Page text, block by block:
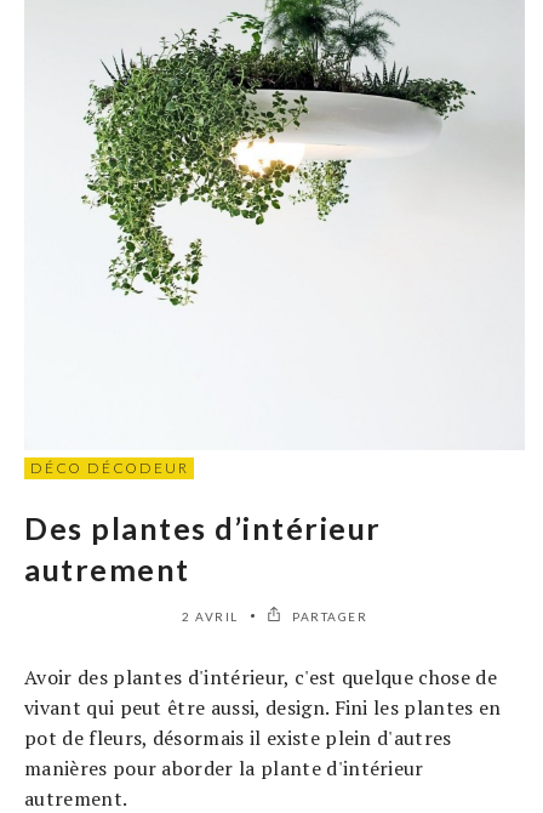
DÉCO DÉCODEUR
Des plantes d’intérieur
autrement
2 AVRIL PARTAGER
Avoir des plantes d'intérieur, c'est quelque chose de
vivant qui peut être aussi, design. Fini les plantes en
pot de fleurs, désormais il existe plein d'autres
manières pour aborder la plante d'intérieur
autrement.